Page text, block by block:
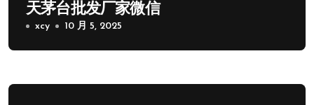
天茅台批发厂家微信
xcy 10 月 5, 2025